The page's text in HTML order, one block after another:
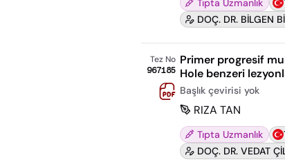
Tıpta Uzmanlık
DOÇ. DR. BİLGEN
Tez No
967185
Primer progresif
Hole benzeri
Başlık çevirisi yok
RIZA TAN
Tıpta Uzmanlık
DOÇ. DR. VEDAT